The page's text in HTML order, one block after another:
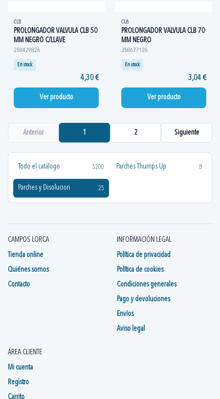
Todo el catálogo 5200 Parches Thumps Up 8
Parches y Disolucion 25
CLB
PROLONGADOR VALVULA CLB 50
MM NEGRO C/LLAVE
258429826
En stock
4,30 €
Ver producto
CLB
PROLONGADOR VALVULA CLB 70
MM NEGRO
358677126
En stock
3,04 €
Ver producto
Anterior 1 2 Siguiente
CAMPOS LORCA
Tienda online
Quiénes somos
Contacto
INFORMACIÓN LEGAL
Política de privacidad
Política de cookies
Condiciones generales
Pago y devoluciones
Envíos
Aviso legal
ÁREA CLIENTE
Mi cuenta
Registro
Carrito